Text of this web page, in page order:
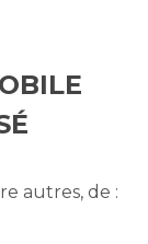
autres, de :